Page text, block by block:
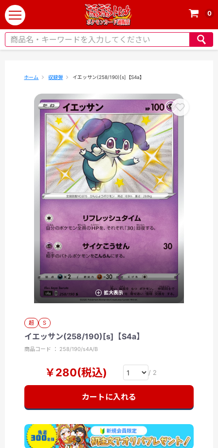
t
o
g
0
ホーム 収録弾 イエッサン(258/190)[s]【S4a】
拡大表示
超 S
イエッサン(258/190)[s]【S4a】
商品コード ： 258/190/s4A/B
￥280(税込) / 2
カートに入れる